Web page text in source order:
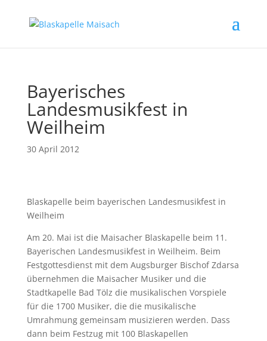
Bayerisches
Landesmusikfest in
Weilheim
30 April 2012
Blaskapelle beim bayerischen Landesmusikfest in
Weilheim
Am 20. Mai ist die Maisacher Blaskapelle beim 11.
Bayerischen Landesmusikfest in Weilheim. Beim
Festgottesdienst mit dem Augsburger Bischof Zdarsa
übernehmen die Maisacher Musiker und die
Stadtkapelle Bad Tölz die musikalischen Vorspiele
für die 1700 Musiker, die die musikalische
Umrahmung gemeinsam musizieren werden. Dass
dann beim Festzug mit 100 Blaskapellen